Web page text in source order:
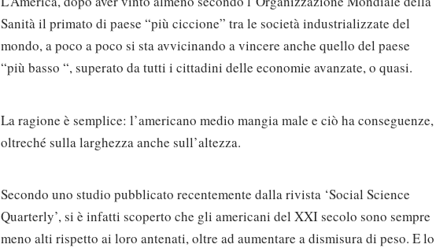
Sanità il primato di paese “più ciccione” tra le società industrializzate del
mondo, a poco a poco si sta avvicinando a vincere anche quello del paese
“più basso “, superato da tutti i cittadini delle economie avanzate, o quasi.
La ragione è semplice: l’americano medio mangia male e ciò ha conseguenze,
oltreché sulla larghezza anche sull’altezza.
Secondo uno studio pubblicato recentemente dalla rivista ‘Social Science
Quarterly’, si è infatti scoperto che gli americani del XXI secolo sono sempre
meno alti rispetto ai loro antenati, oltre ad aumentare a dismisura di peso. E lo